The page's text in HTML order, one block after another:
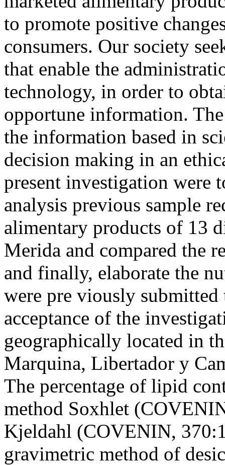
to promote positive
consumers. Our society
that enable the
technology, in order to
opportune information.
the information based in
decision making in an
present investigation were
analysis previous sample
alimentary products of 13
Merida and compared the
and finally, elaborate the
were pre viously
acceptance of the
geographically located in
Marquina, Libertador y
The percentage of lipid
method Soxhlet
Kjeldahl (COVENIN,
gravimetric method of